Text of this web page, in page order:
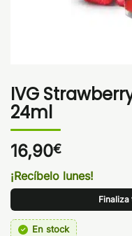
IVG
24ml
16,90€
¡Recíbelo lunes!
Finaliza
En stock